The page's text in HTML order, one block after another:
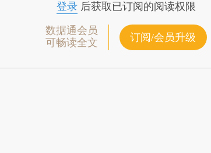
登录后获取已订阅的阅读权限
数据通会员
可畅读全文
订阅/会员升级